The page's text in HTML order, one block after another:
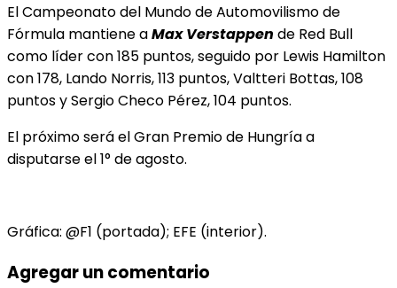
El Campeonato del Mundo de Automovilismo de
Fórmula mantiene aMax Verstappen de Red Bull
como líder con 185 puntos, seguido por Lewis Hamilton
con 178, Lando Norris, 113 puntos, Valtteri Bottas, 108
puntos y Sergio Checo Pérez, 104 puntos.
El próximo será el Gran Premio de Hungría a
disputarse el 1° de agosto.
Gráfica: @F1 (portada); EFE (interior).
Agregar un comentario